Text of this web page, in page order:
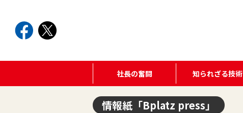
社長の奮闘 知られざる技術
情報紙「Bplatz press」